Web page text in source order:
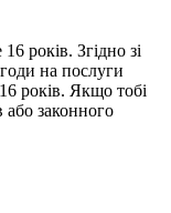
років. Згідно зі
на послуги
років. Якщо тобі
або законного